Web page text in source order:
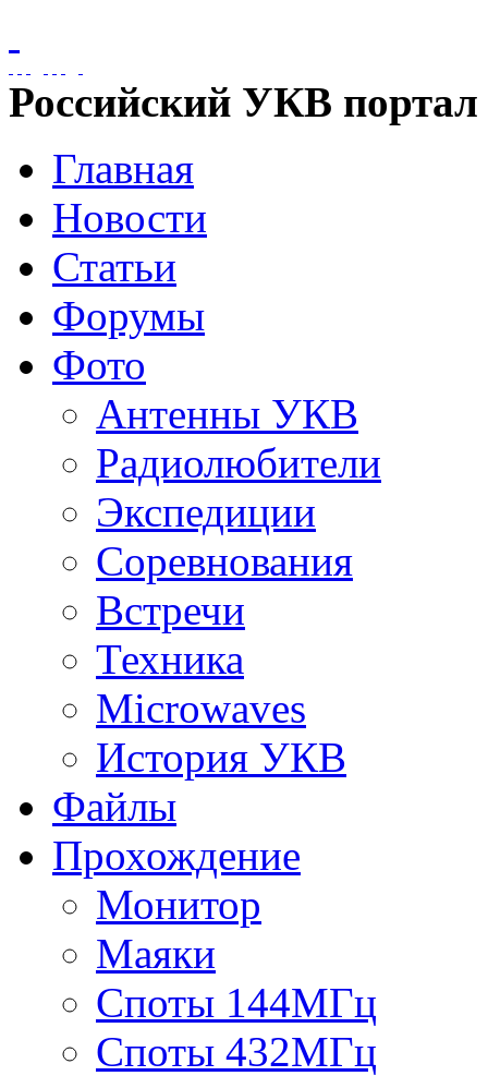
Российский УКВ портал
Главная
Новости
Статьи
Форумы
Фото
Антенны УКВ
Радиолюбители
Экспедиции
Соревнования
Встречи
Техника
Microwaves
История УКВ
Файлы
Прохождение
Монитор
Маяки
Споты 144МГц
Споты 432МГц